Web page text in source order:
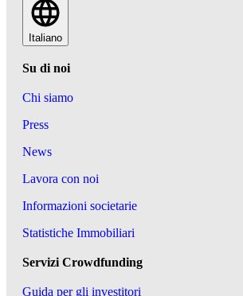
Italiano
Su di noi
Chi siamo
Press
News
Lavora con noi
Informazioni societarie
Statistiche Immobiliari
Servizi Crowdfunding
Guida per gli investitori